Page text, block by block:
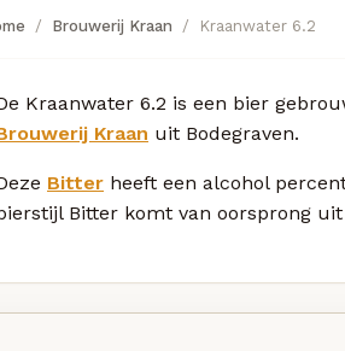
Brouwerij Kraan Kraanwater 6.2
Kraanwater 6.2 is een bier
Kraan uit Bodegraven.
Bitter heeft een alcohol
Bitter komt van oorsprong uit